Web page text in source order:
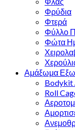
Φρύδια
Φτερά
Φύλλο
Φώτα
Αμάξωμα
Bodykit
Roll